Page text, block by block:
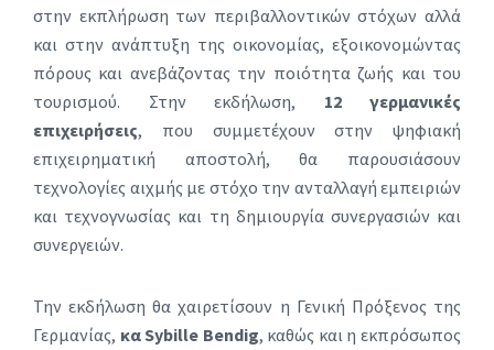
στην εκπλήρωση των περιβαλλοντικών στόχων αλλά
και στην ανάπτυξη της οικονομίας, εξοικονομώντας
πόρους και ανεβάζοντας την ποιότητα ζωής και του
τουρισμού. Στην εκδήλωση, 12 γερμανικές
επιχειρήσεις, που συμμετέχουν στην ψηφιακή
επιχειρηματική αποστολή, θα παρουσιάσουν
τεχνολογίες αιχμής με στόχο την ανταλλαγή εμπειριών
και τεχνογνωσίας και τη δημιουργία συνεργασιών και
συνεργειών.
Την εκδήλωση θα χαιρετίσουν η Γενική Πρόξενος της
Γερμανίας, κα Sybille Bendig, καθώς και η εκπρόσωπος